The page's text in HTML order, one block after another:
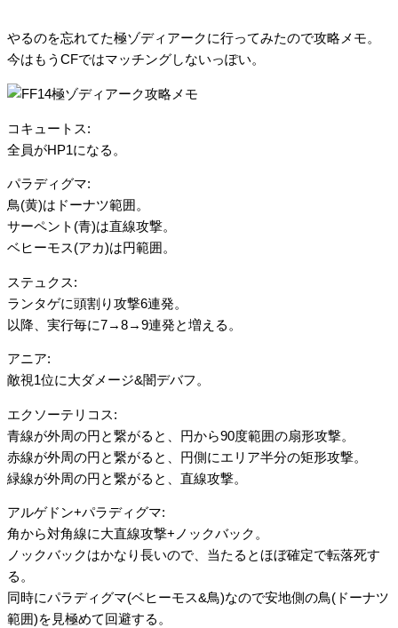
やるのを忘れてた極ゾディアークに行ってみたので攻略メモ。
今はもうCFではマッチングしないっぽい。
コキュートス:
全員がHP1になる。
パラディグマ:
鳥(黄)はドーナツ範囲。
サーペント(青)は直線攻撃。
ベヒーモス(アカ)は円範囲。
ステュクス:
ランタゲに頭割り攻撃6連発。
以降、実行毎に7→8→9連発と増える。
アニア:
敵視1位に大ダメージ&闇デバフ。
エクソーテリコス:
青線が外周の円と繋がると、円から90度範囲の扇形攻撃。
赤線が外周の円と繋がると、円側にエリア半分の矩形攻撃。
緑線が外周の円と繋がると、直線攻撃。
アルゲドン+パラディグマ:
角から対角線に大直線攻撃+ノックバック。
ノックバックはかなり長いので、当たるとほぼ確定で転落死す
る。
同時にパラディグマ(ベヒーモス&鳥)なので安地側の鳥(ドーナツ
範囲)を見極めて回避する。